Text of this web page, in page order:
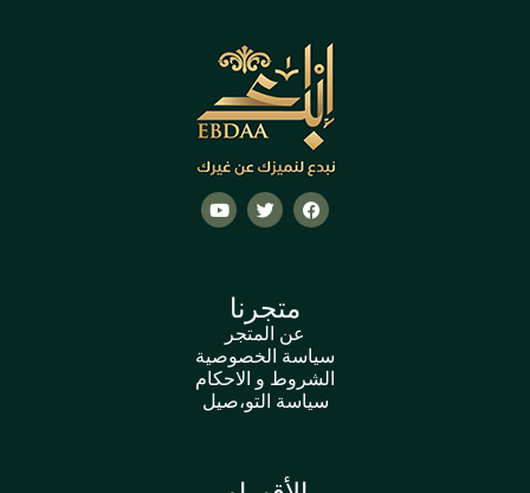
متجرنا
عن المتجر
سياسة الخصوصية
الشروط و الاحكام
سياسة التو،صيل